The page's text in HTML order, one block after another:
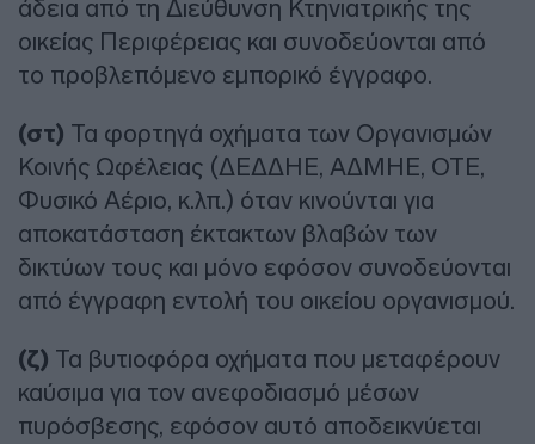
άδεια από τη Διεύθυνση Κτηνιατρικής της
οικείας Περιφέρειας και συνοδεύονται από
το προβλεπόμενο εμπορικό έγγραφο.
(στ) Τα φορτηγά οχήματα των Οργανισμών
Κοινής Ωφέλειας (ΔΕΔΔΗΕ, ΑΔΜΗΕ, ΟΤΕ,
Φυσικό Αέριο, κ.λπ.) όταν κινούνται για
αποκατάσταση έκτακτων βλαβών των
δικτύων τους και μόνο εφόσον συνοδεύονται
από έγγραφη εντολή του οικείου οργανισμού.
(ζ) Τα βυτιοφόρα οχήματα που μεταφέρουν
καύσιμα για τον ανεφοδιασμό μέσων
πυρόσβεσης, εφόσον αυτό αποδεικνύεται